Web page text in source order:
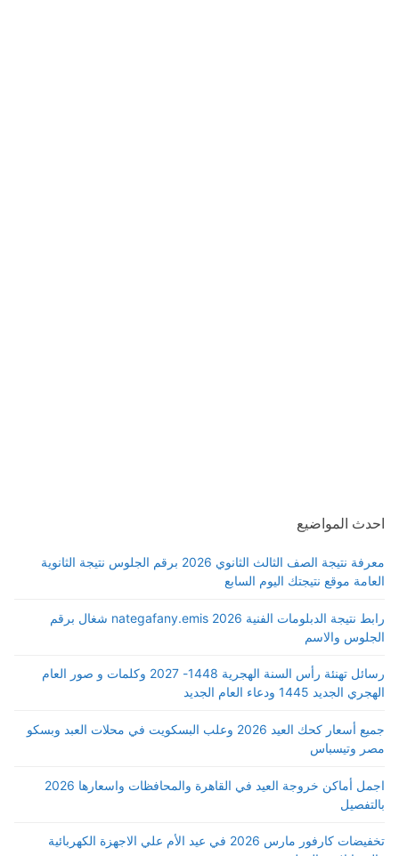
احدث المواضيع
معرفة نتيجة الصف الثالث الثانوي 2026 برقم الجلوس نتيجة الثانوية
العامة موقع نتيجتك اليوم السابع
رابط نتيجة الدبلومات الفنية 2026 nategafany.emis شغال برقم
الجلوس والاسم
رسائل تهنئة رأس السنة الهجرية 1448- 2027 وكلمات و صور العام
الهجري الجديد 1445 ودعاء العام الجديد
جميع أسعار كحك العيد 2026 وعلب البسكويت في محلات العبد وبسكو
مصر وتيسباس
اجمل أماكن خروجة العيد في القاهرة والمحافظات واسعارها 2026
بالتفصيل
تخفيضات كارفور مارس 2026 في عيد الأم علي الاجهزة الكهربائية